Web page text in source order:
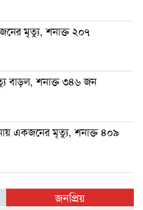
মৃত্যু, শনাক্ত ২০৭
বাড়ল, শনাক্ত ৩৪৬ জন
একজনের মৃত্যু, শনাক্ত ৪০৯
জনপ্রিয়